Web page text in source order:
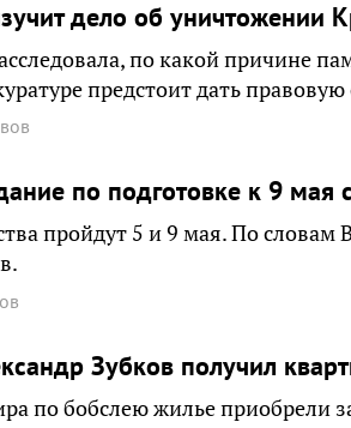
дело об уничтожении
по какой причине
предстоит дать
по подготовке к 9 мая
пройдут 5 и 9 мая. По
Зубков получил
по бобслею жилье приобрели